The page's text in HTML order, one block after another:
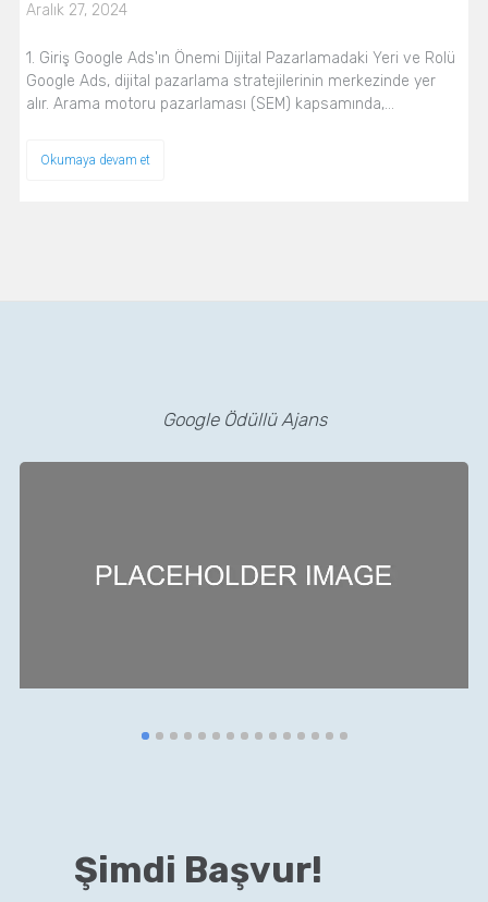
Aralık 27, 2024
1. Giriş Google Ads'ın Önemi Dijital Pazarlamadaki Yeri ve Rolü
Google Ads, dijital pazarlama stratejilerinin merkezinde yer
alır. Arama motoru pazarlaması (SEM) kapsamında,…
Okumaya devam et
Google Ödüllü Ajans
Şimdi Başvur!